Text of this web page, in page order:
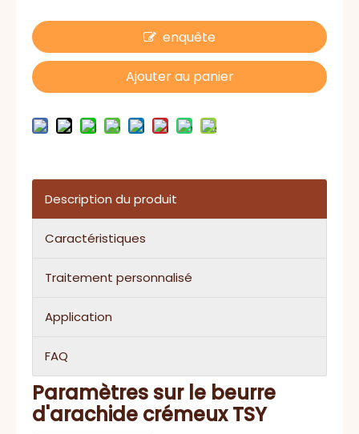
enquête
Ajouter au panier
Description du produit
Caractéristiques
Traitement personnalisé
Application
FAQ
Paramètres sur le beurre
d'arachide crémeux TSY